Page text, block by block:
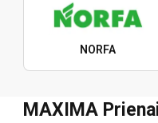
NORFA
MAXIMA